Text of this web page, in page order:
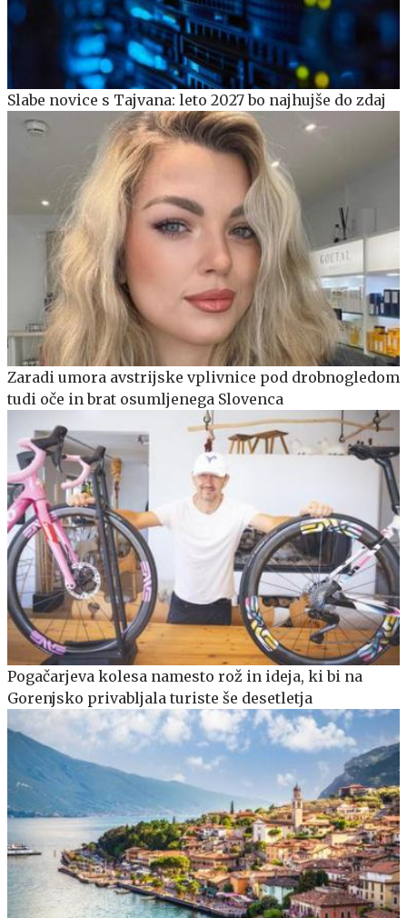
Slabe novice s Tajvana: leto 2027 bo najhujše do zdaj
Zaradi umora avstrijske vplivnice pod drobnogledom
tudi oče in brat osumljenega Slovenca
Pogačarjeva kolesa namesto rož in ideja, ki bi na
Gorenjsko privabljala turiste še desetletja